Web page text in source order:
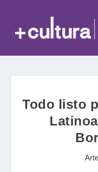
Todo listo